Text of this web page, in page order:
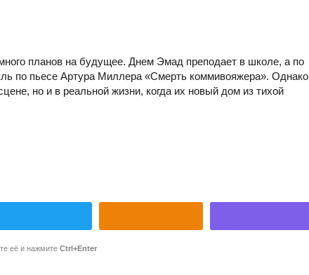
планов на будущее. Днем Эмад преподает в школе, а по
по пьесе Артура Миллера «Смерть коммивояжера». Однако
но и в реальной жизни, когда их новый дом из тихой
её и нажмите Ctrl+Enter